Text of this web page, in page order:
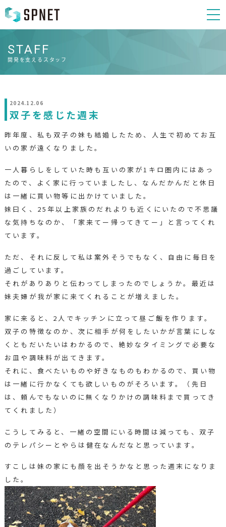
STAFF
開発を支えるスタッフ
2024.12.06
双子を感じた週末
昨年度、私も双子の妹も結婚したため、人生で初めてお互
いの家が遠くなりました。
一人暮らしをしていた時も互いの家が1キロ圏内にはあっ
たので、よく家に行っていましたし、なんだかんだと休日
は一緒に買い物等に出かけていました。
妹曰く、25年以上家族のだれよりも近くにいたので不思議
な気持ちなのか、「家来てー帰ってきてー」と言ってくれ
ています。
ただ、それに反して私は案外そうでもなく、自由に毎日を
過ごしています。
それがありありと伝わってしまったのでしょうか。最近は
妹夫婦が我が家に来てくれることが増えました。
家に来ると、2人でキッチンに立って昼ご飯を作ります。
双子の特徴なのか、次に相手が何をしたいかが言葉にしな
くともだいたいはわかるので、絶妙なタイミングで必要な
お皿や調味料が出てきます。
それに、食べたいものや好きなものもわかるので、買い物
は一緒に行かなくても欲しいものがそろいます。（先日
は、頼んでもないのに無くなりかけの調味料まで買ってき
てくれました）
こうしてみると、一緒の空間にいる時間は減っても、双子
のテレパシーとやらは健在なんだなと思っています。
すこしは妹の家にも顔を出そうかなと思った週末になりま
した。